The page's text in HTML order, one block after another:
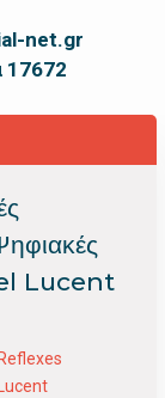
net.gr
17672
Lucent